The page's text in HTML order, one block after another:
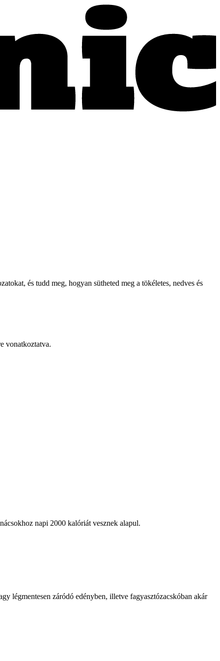
és tudd meg, hogyan sütheted meg a tökéletes, nedves és
vonatkoztatva.
napi 2000 kalóriát vesznek alapul.
légmentesen záródó edényben, illetve fagyasztózacskóban akár